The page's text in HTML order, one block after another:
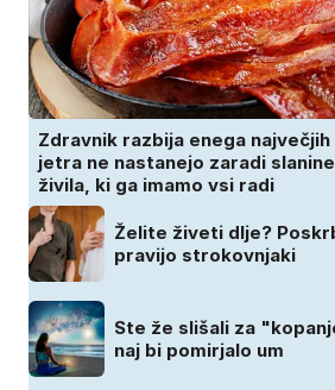
Zdravnik razbija enega
jetra ne nastanejo zaradi
živila, ki ga imamo vsi radi
Želite živeti dlje?
pravijo strokovnjaki
Ste že slišali za
naj bi pomirjalo um